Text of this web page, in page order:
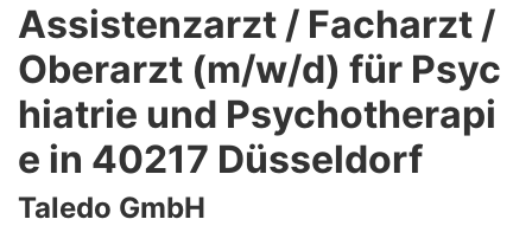
Assistenzarzt / Facharzt /
Oberarzt (m/w/d) für Psyc
hiatrie und Psychotherapi
e in 40217 Düsseldorf
Taledo GmbH